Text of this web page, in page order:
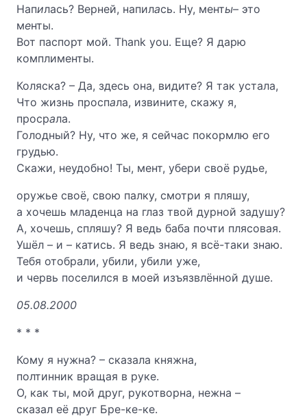
Напилась? Верней, напилась. Ну, менты– это
менты.
Вот паспорт мой. Thank you. Еще? Я дарю
комплименты.
Коляска? – Да, здесь она, видите? Я так устала,
Что жизнь проспала, извините, скажу я,
просрала.
Голодный? Ну, что же, я сейчас покормлю его
грудью.
Скажи, неудобно! Ты, мент, убери своё рудье,
оружье своё, свою палку, смотри я пляшу,
а хочешь младенца на глаз твой дурной задушу?
А, хочешь, спляшу? Я ведь баба почти плясовая.
Ушёл – и – катись. Я ведь знаю, я всё-таки знаю.
Тебя отобрали, убили, убили уже,
и червь поселился в моей изъязвлённой душе.
05.08.2000
* * *
Кому я нужна? – сказала княжна,
полтинник вращая в руке.
О, как ты, мой друг, рукотворна, нежна –
сказал её друг Бре-ке-ке.